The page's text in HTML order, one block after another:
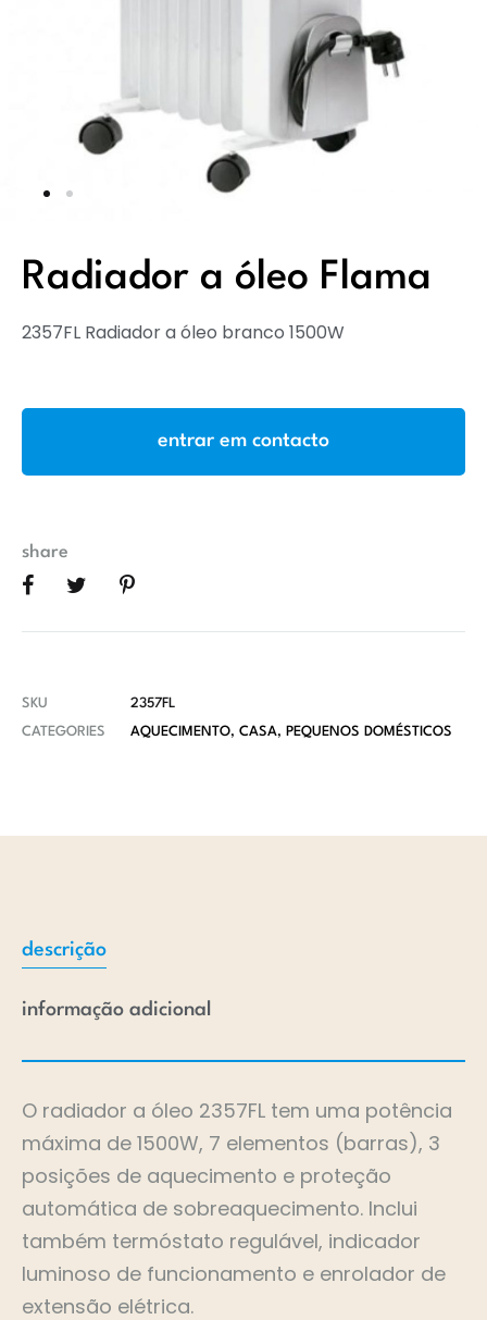
Radiador a óleo Flama
2357FL Radiador a óleo branco 1500W
share
entrar em contacto
SKU
2357FL
CATEGORIES
AQUECIMENTO, CASA, PEQUENOS DOMÉSTICOS
descrição
informação adicional
O radiador a óleo 2357FL tem uma potência
máxima de 1500W, 7 elementos (barras), 3
posições de aquecimento e proteção
automática de sobreaquecimento. Inclui
também termóstato regulável, indicador
luminoso de funcionamento e enrolador de
extensão elétrica.